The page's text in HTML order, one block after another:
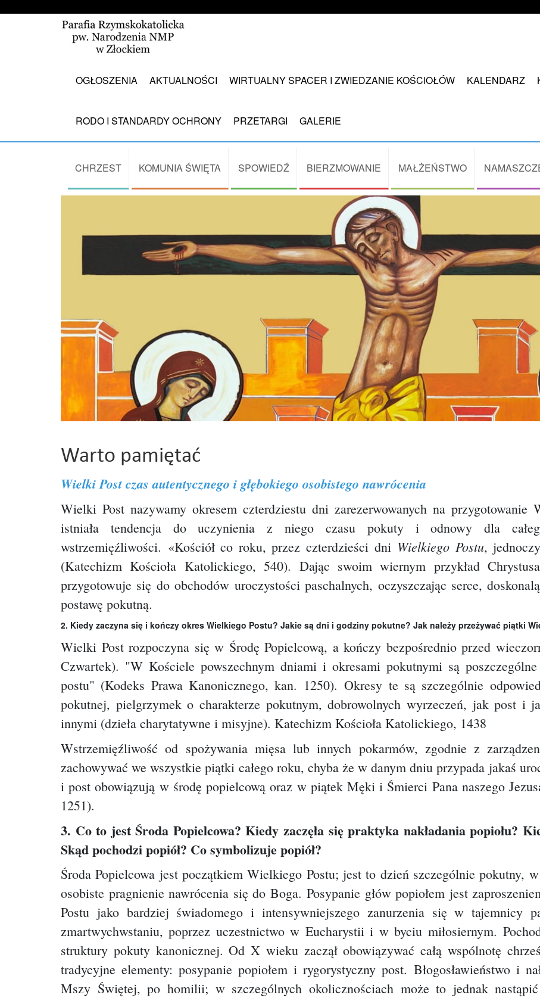
OGŁOSZENIA AKTUALNOŚCI WIRTUALNY SPACER I ZWIEDZANIE KOŚCIOŁÓW KALENDARZ
RODO I STANDARDY OCHRONY PRZETARGI GALERIE
CHRZEST KOMUNIA ŚWIĘTA SPOWIEDŹ BIERZMOWANIE MAŁŻEŃSTWO
Warto pamiętać
Wielki Post czas autentycznego i głębokiego osobistego nawrócenia
Wielki Post nazywamy okresem czterdziestu dni zarezerwowanych na
istniała tendencja do uczynienia z niego czasu pokuty i odnowy dla
wstrzemięźliwości. «Kościół co roku, przez czterdzieści dni Wielkiego Postu,
(Katechizm Kościoła Katolickiego, 540). Dając swoim wiernym przykład
przygotowuje się do obchodów uroczystości paschalnych, oczyszczając serce,
postawę pokutną.
2. Kiedy zaczyna się i kończy okres Wielkiego Postu? Jakie są dni i godziny pokutne? Jak należy przeżywać piątki
Wielki Post rozpoczyna się w Środę Popielcową, a kończy bezpośrednio przed
Czwartek). "W Kościele powszechnym dniami i okresami pokutnymi są
postu" (Kodeks Prawa Kanonicznego, kan. 1250).Okresy te są szczególnie
pokutnej, pielgrzymek o charakterze pokutnym, dobrowolnych wyrzeczeń, jak post i
innymi (dzieła charytatywne i misyjne). Katechizm Kościoła Katolickiego, 1438
Wstrzemięźliwość od spożywania mięsa lub innych pokarmów, zgodnie z
zachowywać we wszystkie piątki całego roku, chyba że w danym dniu przypada jakaś
i post obowiązują w środę popielcową oraz w piątek Męki i Śmierci Pana naszego
1251).
3. Co to jest Środa Popielcowa? Kiedy zaczęła się praktyka nakładania popiołu?
Skąd pochodzi popiół? Co symbolizuje popiół?
Środa Popielcowa jest początkiem Wielkiego Postu; jest to dzień szczególnie pokutny,
osobiste pragnienie nawrócenia się do Boga.Posypanie głów popiołem jest
Postu jako bardziej świadomego i intensywniejszego zanurzenia się w tajemnicy
zmartwychwstaniu, poprzez uczestnictwo w Eucharystii i w byciu miłosiernym.
struktury pokuty kanonicznej. Od X wieku zaczął obowiązywać całą wspólnotę
tradycyjne elementy: posypanie popiołem i rygorystyczny post. Błogosławieństwo i
Mszy Świętej, po homilii; w szczególnych okolicznościach może to jednak nastąpić